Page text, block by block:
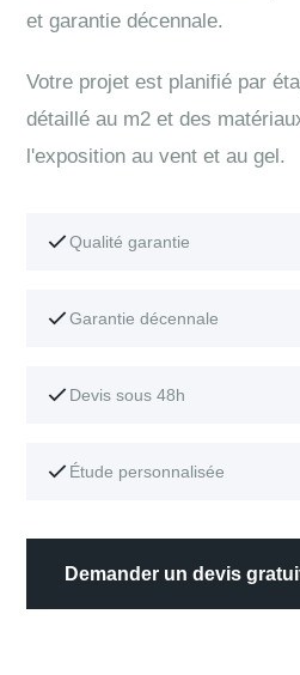
et garantie décennale.
Votre projet est planifié par
détaillé au m2 et des
l'exposition au vent et au gel.
Qualité garantie
Garantie décennale
Devis sous 48h
Étude personnalisée
Demander un devis